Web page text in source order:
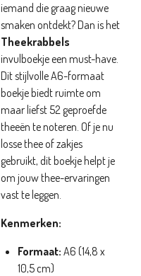
iemand die graag nieuwe
smaken ontdekt? Dan is het
Theekrabbels
invulboekje een must-have.
Dit stijlvolle A6-formaat
boekje biedt ruimte om
maar liefst 52 geproefde
theeën te noteren. Of je nu
losse thee of zakjes
gebruikt, dit boekje helpt je
om jouw thee-ervaringen
vast te leggen.
Kenmerken:
Formaat: A6 (14,8 x
10,5 cm)